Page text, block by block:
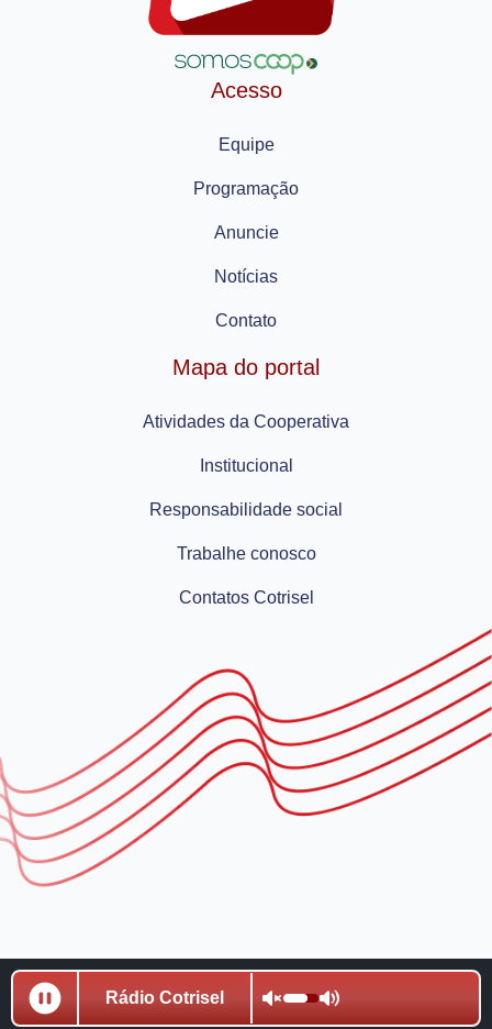
Rádio Cotrisel
Acesso
Equipe
Programação
Anuncie
Notícias
Contato
Mapa do portal
Atividades da Cooperativa
Institucional
Responsabilidade social
Trabalhe conosco
Contatos Cotrisel
© 2023 Rádio Cotrisel. Todos os direitos reservados.